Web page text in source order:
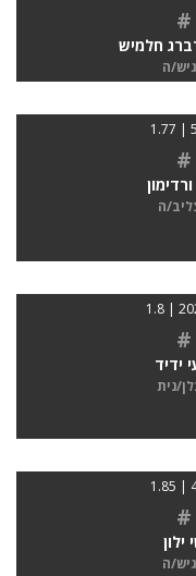
#
חלמיש
ה
#
ה
#
ידיד
נית
#
ילון
ה